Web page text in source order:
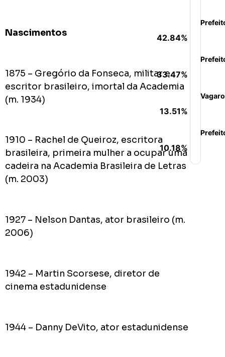
Nascimentos
1875 – Gregório da Fonseca, militar e
escritor brasileiro, imortal da Academia
(m. 1934)
1910 – Rachel de Queiroz, escritora
brasileira, primeira mulher a ocupar uma
cadeira na Academia Brasileira de Letras
(m. 2003)
1927 – Nelson Dantas, ator brasileiro (m.
2006)
1942 – Martin Scorsese, diretor de
cinema estadunidense
1944 – Danny DeVito, ator estadunidense
42.84%
33.47%
13.51%
10.18%